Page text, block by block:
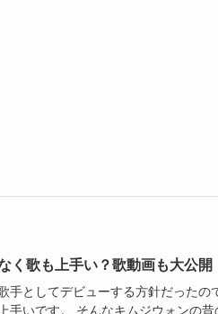
く歌も上手い？歌動画も大公開
手としてデビューする方針だったの
手いです。 そんなキムジウォンの昔